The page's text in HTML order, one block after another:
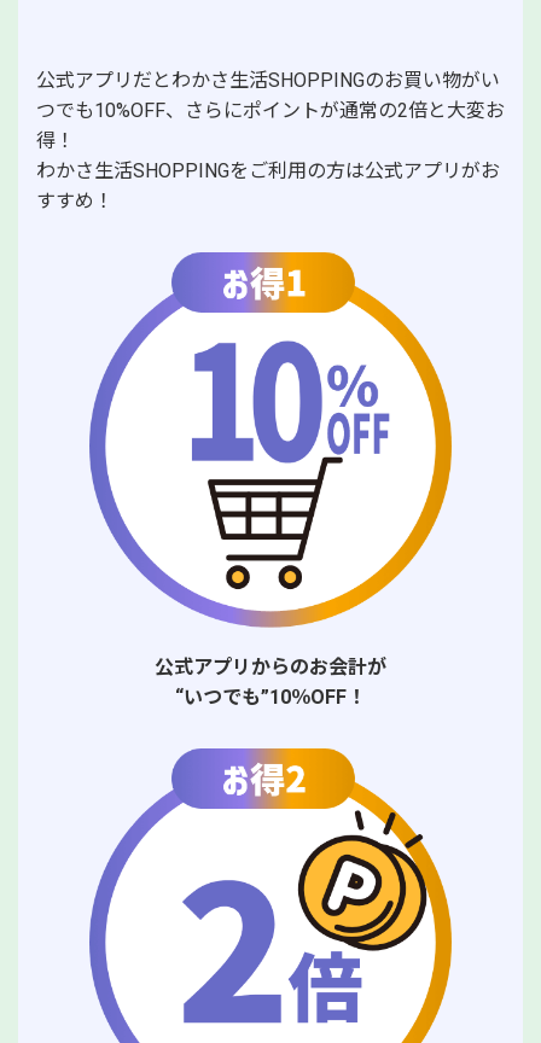
公式アプリだとわかさ生活SHOPPINGのお買い物がい
つでも10%OFF、
さらにポイントが通常の2倍と大変お
得！
わかさ生活SHOPPINGをご利用の方は公式アプリがお
すすめ！
公式アプリからのお会計が
“いつでも”10％OFF！